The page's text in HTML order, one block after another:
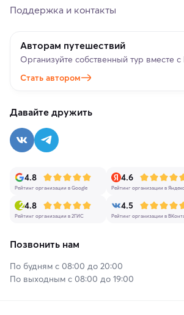
Поддержка и контакты
Авторам путешествий
Организуйте собственный тур вместе
Стать автором
Давайте дружить
4.8
Рейтинг организации в Google
4.6
Рейтинг организации в Яндекс
4.8
Рейтинг организации в 2ГИС
4.5
Рейтинг организации в
Позвонить нам
По будням с 08:00 до 20:00
По выходным с 08:00 до 19:00